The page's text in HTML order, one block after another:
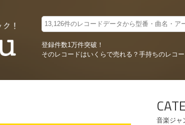
登録件数1万件突破！
そのレコードはいくらで売れる？ 手持ちのレコ
音楽ジャ